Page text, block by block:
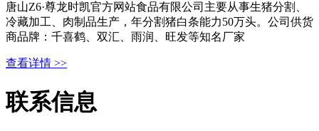
唐山Z6·尊龙时凯官方网站食品有限公司主要从事生猪分割、
冷藏加工、肉制品生产，年分割猪白条能力50万头。公司供货
商品牌：千喜鹤、双汇、雨润、旺发等知名厂家
查看详情 >>
联系信息